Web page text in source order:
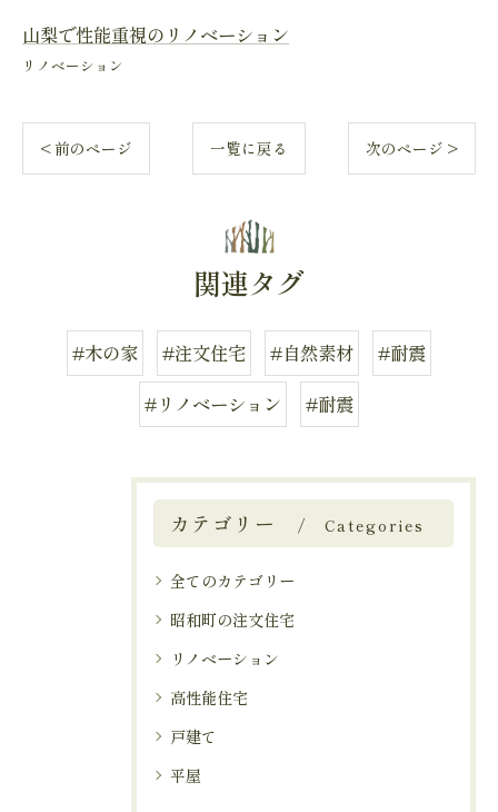
山梨で性能重視のリノベーション
リノベーション
< 前のページ 一覧に戻る 次のページ >
関連タグ
#木の家 #注文住宅 #自然素材
#耐震
#リノベーション
#耐震
カテゴリー Categories
全てのカテゴリー
昭和町の注文住宅
リノベーション
高性能住宅
戸建て
平屋